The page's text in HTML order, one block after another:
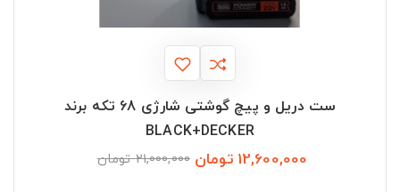
ست دریل و پیچ گوشتی شارژی 68 تکه برند
BLACK+DECKER
12,600,000 تومان 21,000,000 تومان